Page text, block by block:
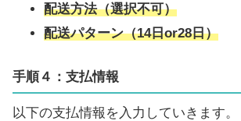
配送方法（選択不可）
配送パターン（14日or28日）
手順４： 支払情報
以下の支払情報を入力していきます。